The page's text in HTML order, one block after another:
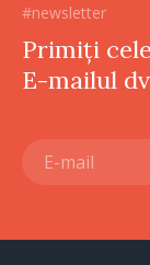
#newsletter
Primiți
E-mailul